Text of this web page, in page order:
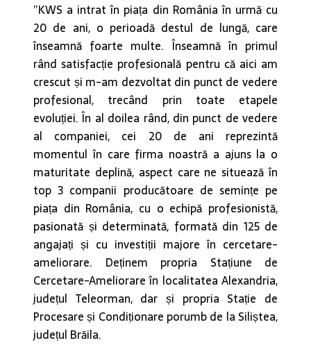
”KWS a intrat în piața din România în urmă cu
20 de ani, o perioadă destul de lungă, care
înseamnă foarte multe. Înseamnă în primul
rând satisfacție profesională pentru că aici am
crescut și m-am dezvoltat din punct de vedere
profesional, trecând prin toate etapele
evoluției. În al doilea rând, din punct de vedere
al companiei, cei 20 de ani reprezintă
momentul în care firma noastră a ajuns la o
maturitate deplină, aspect care ne situează în
top 3 companii producătoare de semințe pe
piața din România, cu o echipă profesionistă,
pasionată și determinată, formată din 125 de
angajați și cu investiții majore în cercetare-
ameliorare. Deținem propria Stațiune de
Cercetare-Ameliorare în localitatea Alexandria,
județul Teleorman, dar și propria Stație de
Procesare și Condiționare porumb de la Siliștea,
județul Brăila.